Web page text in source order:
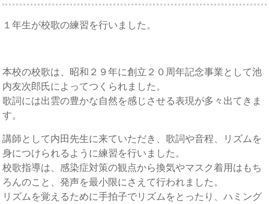
１年生が校歌の練習を行いました。
本校の校歌は、昭和２９年に創立２０周年記念事業として池
内友次郎氏によってつくられました。
歌詞には出雲の豊かな自然を感じさせる表現が多々出てきま
す。
講師として内田先生に来ていただき、歌詞や音程、リズムを
身につけられるように練習を行いました。
校歌指導は、感染症対策の観点から換気やマスク着用はもち
ろんのこと、発声を最小限にさえて行われました。
リズムを覚えるために手拍子でリズムをとったり、ハミング